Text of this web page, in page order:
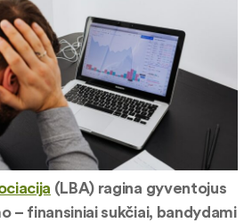
(LBA) ragina gyventojus
– finansiniai sukčiai, bandydami